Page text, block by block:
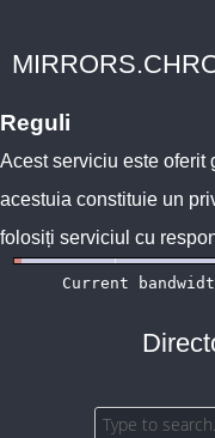
Reguli
Acest serviciu este oferit
acestuia constituie un
folosiți serviciul cu